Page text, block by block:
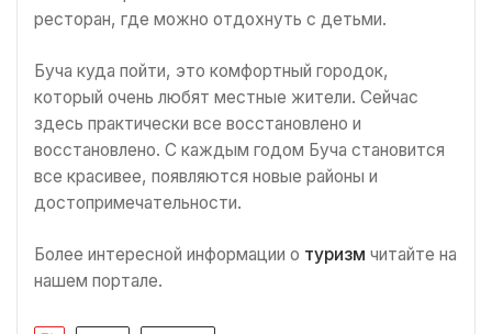
ресторан, где можно отдохнуть с детьми.
Буча куда пойти, это комфортный городок,
который очень любят местные жители. Сейчас
здесь практически все восстановлено и
восстановлено. С каждым годом Буча становится
все красивее, появляются новые районы и
достопримечательности.
Более интересной информации о туризм читайте на
нашем портале.